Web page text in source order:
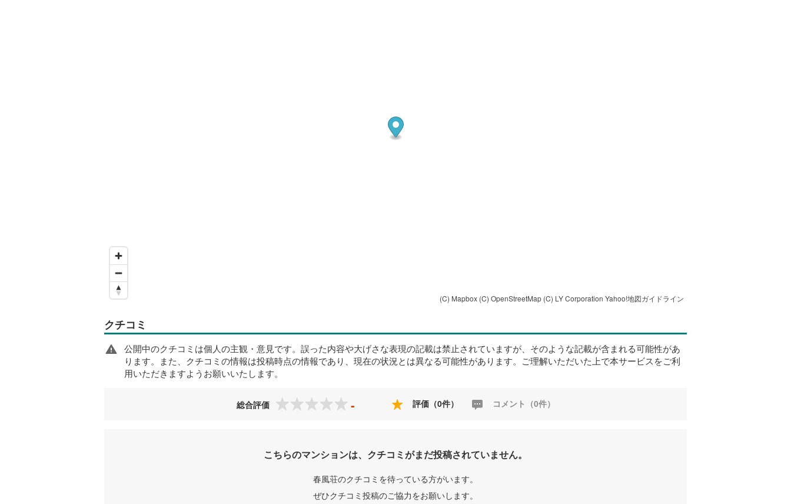
(C) Mapbox (C) OpenStreetMap (C) LY Corporation Yahoo!地図ガイドライン
クチコミ
公開中のクチコミは個人の主観・意見です。誤った内容や大げさな表現の記載は禁止されていますが、そのような記載が含まれる可能性があ
ります。また、クチコミの情報は投稿時点の情報であり、現在の状況とは異なる可能性があります。ご理解いただいた上で本サービスをご利
用いただきますようお願いいたします。
総合評価 - 評価（0件） コメント（0件）
こちらのマンションは、クチコミがまだ投稿されていません。
春風荘のクチコミを待っている方がいます。
ぜひクチコミ投稿のご協力をお願いします。